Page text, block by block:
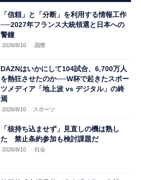
「信頼」と「分断」を利用する情報工作
──2027年フランス大統領選と日本への
警鐘
2026/8/10 .国際
DAZNはいかにして104試合、6,700万人
を熱狂させたのか──W杯で起きたスポー
ツメディア「地上波 vs デジタル」の終
焉
2026/8/10 スポーツ
「核持ち込ませず」見直しの機は熟し
た 禁止条約参加も検討課題だ
2026/8/10 .社会